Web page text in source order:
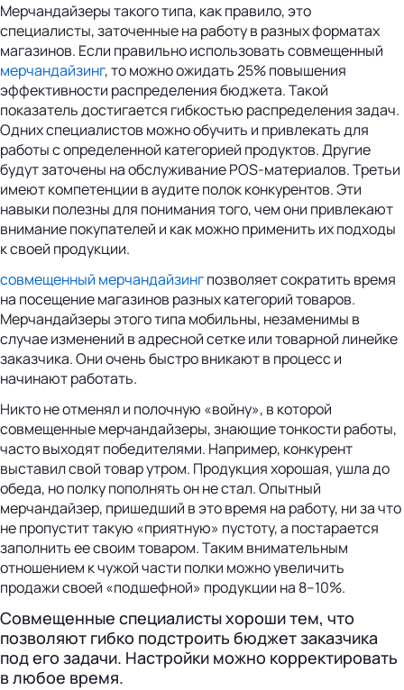
Мерчандайзеры такого типа, как правило, это
специалисты, заточенные на работу в разных форматах
магазинов. Если правильно использовать совмещенный
мерчандайзинг, то можно ожидать 25% повышения
эффективности распределения бюджета. Такой
показатель достигается гибкостью распределения задач.
Одних специалистов можно обучить и привлекать для
работы с определенной категорией продуктов. Другие
будут заточены на обслуживание POS-материалов. Третьи
имеют компетенции в аудите полок конкурентов. Эти
навыки полезны для понимания того, чем они привлекают
внимание покупателей и как можно применить их подходы
к своей продукции.
совмещенный мерчандайзингпозволяет сократить время
на посещение магазинов разных категорий товаров.
Мерчандайзеры этого типа мобильны, незаменимы в
случае изменений в адресной сетке или товарной линейке
заказчика. Они очень быстро вникают в процесс и
начинают работать.
Никто не отменял и полочную «войну», в которой
совмещенные мерчандайзеры, знающие тонкости работы,
часто выходят победителями. Например, конкурент
выставил свой товар утром. Продукция хорошая, ушла до
обеда, но полку пополнять он не стал. Опытный
мерчандайзер, пришедший в это время на работу, ни за что
не пропустит такую «приятную» пустоту, а постарается
заполнить ее своим товаром. Таким внимательным
отношением к чужой части полки можно увеличить
продажи своей «подшефной» продукции на 8–10%.
Совмещенные специалисты хороши тем, что
позволяют гибко подстроить бюджет заказчика
под его задачи. Настройки можно корректировать
в любое время.